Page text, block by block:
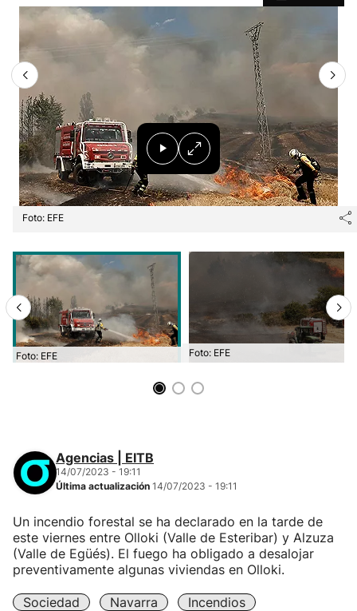
Foto: EFE
Foto: EFE Foto: EFE
Agencias | EITB
14/07/2023 - 19:11
Última actualización 14/07/2023 - 19:11
Un incendio forestal se ha declarado en la tarde de
este viernes entre Olloki (Valle de Esteribar) y Alzuza
(Valle de Egüés). El fuego ha obligado a desalojar
preventivamente algunas viviendas en Olloki.
Sociedad Navarra
Incendios